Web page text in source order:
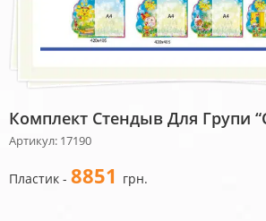
Комплект Стендыв Для Групи
Артикул: 17190
Пластик - 8851 грн.